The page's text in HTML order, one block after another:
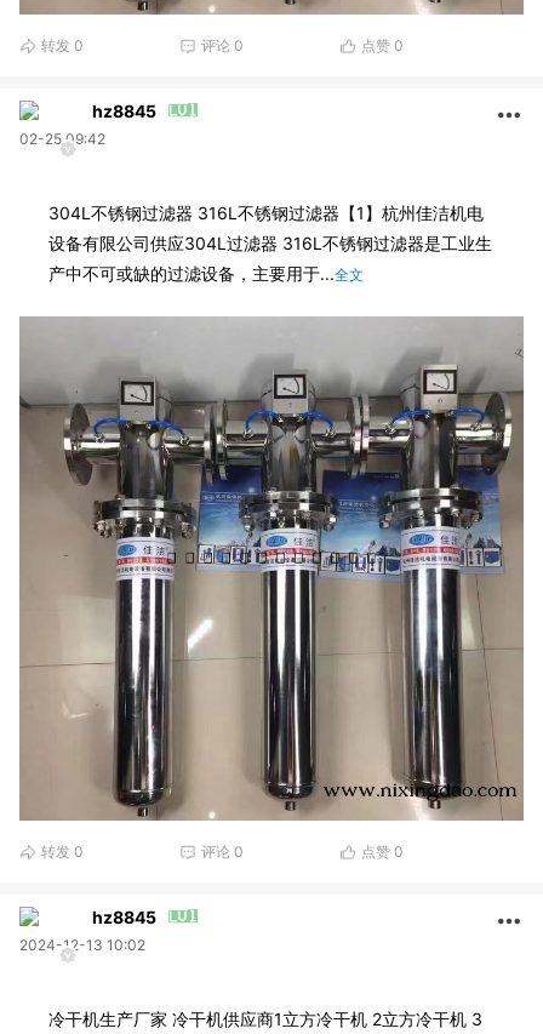
转发 0 评论 0 点赞 0
hz8845
02-25 09:42
304L不锈钢过滤器 316L不锈钢过滤器【1】杭州佳洁机电
设备有限公司供应304L过滤器 316L不锈钢过滤器是工业生
产中不可或缺的过滤设备，主要用于...全文
转发 0 评论 0 点赞 0
hz8845
2024-12-13 10:02
冷干机生产厂家 冷干机供应商1立方冷干机 2立方冷干机 3